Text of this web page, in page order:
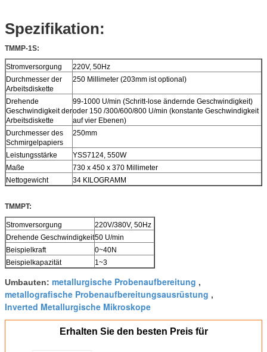
Spezifikation:
TMMP-1S:
Stromversorgung
220V, 50Hz
Durchmesser der
Arbeitsdiskette
250 Millimeter (203mm ist optional)
Drehende
Geschwindigkeit der
Arbeitsdiskette
99-1000 U/min (Schritt-lose ändernde Geschwindigkeit)
oder 150 /300/600/800 U/min (konstante Geschwindigkeit
auf vier Ebenen)
Durchmesser des
Schmirgelpapiers
250mm
Leistungsstärke
YSS7124, 550W
Maße
730 x 450 x 370 Millimeter
Nettogewicht
34 KILOGRAMM
TMMPT:
Stromversorgung
220V/380V, 50Hz
Drehende Geschwindigkeit50 U/min
Beispielkraft
0~40N
Beispielkapazität
1~3
Umbauten: metallurgische Probenaufbereitung ,
metallografische Probenaufbereitungsausrüstung ,
Inverted Metallurgische Mikroskope
Erhalten Sie den besten Preis für